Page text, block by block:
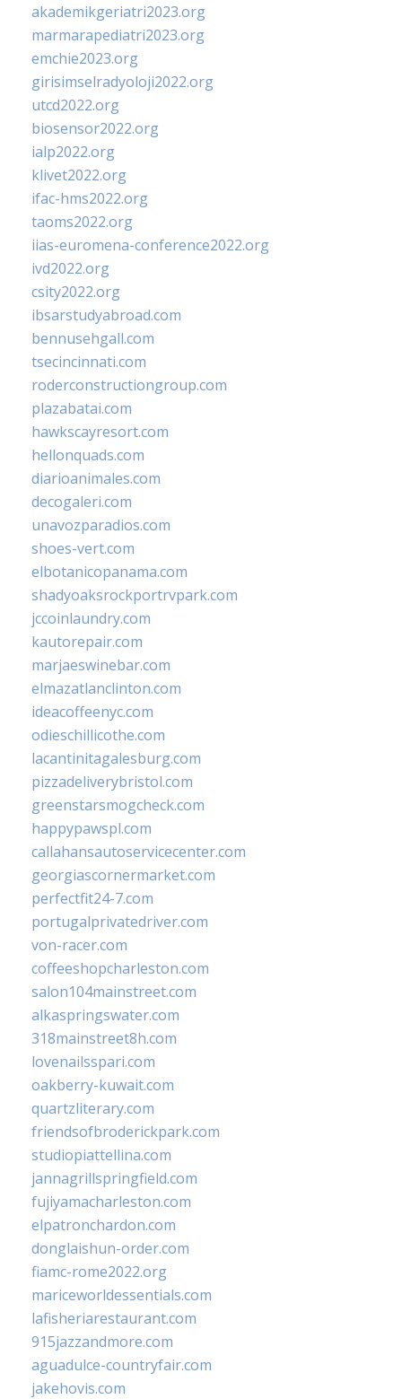
akademikgeriatri2023.org
marmarapediatri2023.org
emchie2023.org
girisimselradyoloji2022.org
utcd2022.org
biosensor2022.org
ialp2022.org
klivet2022.org
ifac-hms2022.org
taoms2022.org
iias-euromena-conference2022.org
ivd2022.org
csity2022.org
ibsarstudyabroad.com
bennusehgall.com
tsecincinnati.com
roderconstructiongroup.com
plazabatai.com
hawkscayresort.com
hellonquads.com
diarioanimales.com
decogaleri.com
unavozparadios.com
shoes-vert.com
elbotanicopanama.com
shadyoaksrockportrvpark.com
jccoinlaundry.com
kautorepair.com
marjaeswinebar.com
elmazatlanclinton.com
ideacoffeenyc.com
odieschillicothe.com
lacantinitagalesburg.com
pizzadeliverybristol.com
greenstarsmogcheck.com
happypawspl.com
callahansautoservicecenter.com
georgiascornermarket.com
perfectfit24-7.com
portugalprivatedriver.com
von-racer.com
coffeeshopcharleston.com
salon104mainstreet.com
alkaspringswater.com
318mainstreet8h.com
lovenailsspari.com
oakberry-kuwait.com
quartzliterary.com
friendsofbroderickpark.com
studiopiattellina.com
jannagrillspringfield.com
fujiyamacharleston.com
elpatronchardon.com
donglaishun-order.com
fiamc-rome2022.org
mariceworldessentials.com
lafisheriarestaurant.com
915jazzandmore.com
aguadulce-countryfair.com
jakehovis.com